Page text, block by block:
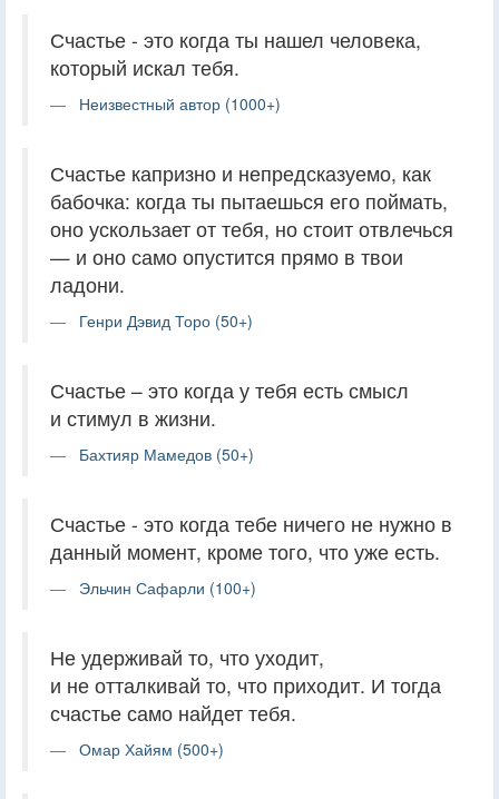
Счастье - это когда ты нашел человека,
который искал тебя.
Неизвестный автор (1000+)
Счастье капризно и непредсказуемо, как
бабочка: когда ты пытаешься его поймать,
оно ускользает от тебя, но стоит отвлечься
— и оно само опустится прямо в твои
ладони.
Генри Дэвид Торо (50+)
Счастье – это когда у тебя есть смысл
и стимул в жизни.
Бахтияр Мамедов (50+)
Счастье - это когда тебе ничего не нужно в
данный момент, кроме того, что уже есть.
Эльчин Сафарли (100+)
Не удерживай то, что уходит,
и не отталкивай то, что приходит. И тогда
счастье само найдет тебя.
Омар Хайям (500+)